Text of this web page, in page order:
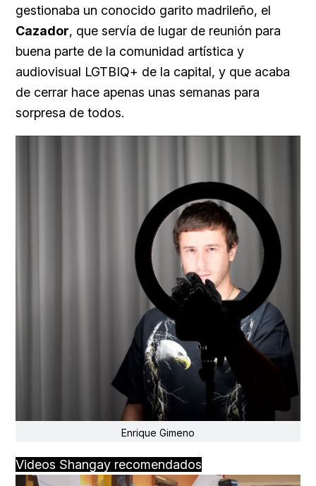
gestionaba un conocido garito madrileño, el
Cazador, que servía de lugar de reunión para
buena parte de la comunidad artística y
audiovisual LGTBIQ+ de la capital, y que acaba
de cerrar hace apenas unas semanas para
sorpresa de todos.
Enrique Gimeno
Videos Shangay recomendados